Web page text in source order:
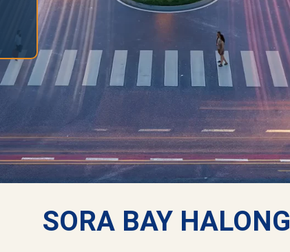
SORA BAY HALONG